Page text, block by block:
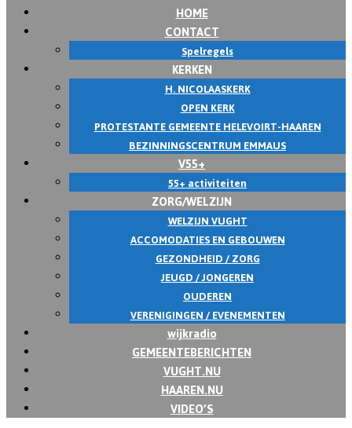
HOME
CONTACT
Spelregels
KERKEN
H. NICOLAASKERK
OPEN KERK
PROTESTANTE GEMEENTE HELEVOIRT-HAAREN
BEZINNINGSCENTRUM EMMAUS
V55+
55+ activiteiten
ZORG/WELZIJN
WELZIJN VUGHT
ACCOMODATIES EN GEBOUWEN
GEZONDHEID / ZORG
JEUGD / JONGEREN
OUDEREN
VERENIGINGEN / EVENEMENTEN
wijkradio
GEMEENTEBERICHTEN
VUGHT.NU
HAAREN.NU
VIDEO’S